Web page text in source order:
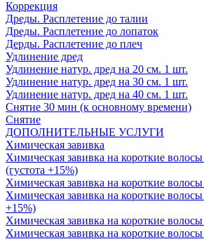
Коррекция
Дреды. Расплетение до талии
Дреды. Расплетение до лопаток
Дерды. Расплетение до плеч
Удлинение дред
Удлинение натур. дред на 20 см. 1 шт.
Удлинение натур. дред на 30 см. 1 шт.
Удлинение натур. дред на 40 см. 1 шт.
Снятие 30 мин (к основному времени)
Снятие
ДОПОЛНИТЕЛЬНЫЕ УСЛУГИ
Химическая завивка
Химическая завивка на короткие
(густота +15%)
Химическая завивка на короткие
Химическая завивка на короткие волосы
+15%)
Химическая завивка на короткие
Химическая завивка на короткие